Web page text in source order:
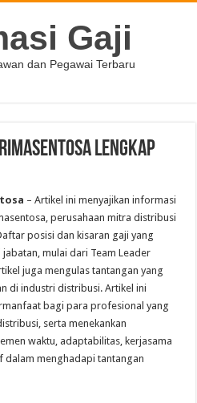
Gaji
dan Pegawai Terbaru
Lengkap
– Artikel ini menyajikan informasi
perusahaan mitra distribusi
posisi dan kisaran gaji yang
mulai dari Team Leader
juga mengulas tantangan yang
di industri distribusi. Artikel ini
bagi para profesional yang
serta menekankan
waktu, adaptabilitas, kerjasama
dalam menghadapi tantangan